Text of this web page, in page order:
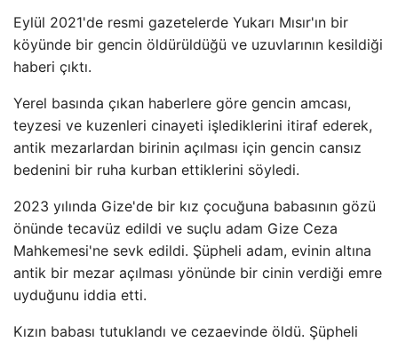
Eylül 2021'de resmi gazetelerde Yukarı Mısır'ın bir
köyünde bir gencin öldürüldüğü ve uzuvlarının kesildiği
haberi çıktı.
Yerel basında çıkan haberlere göre gencin amcası,
teyzesi ve kuzenleri cinayeti işlediklerini itiraf ederek,
antik mezarlardan birinin açılması için gencin cansız
bedenini bir ruha kurban ettiklerini söyledi.
2023 yılında Gize'de bir kız çocuğuna babasının gözü
önünde tecavüz edildi ve suçlu adam Gize Ceza
Mahkemesi'ne sevk edildi. Şüpheli adam, evinin altına
antik bir mezar açılması yönünde bir cinin verdiği emre
uyduğunu iddia etti.
Kızın babası tutuklandı ve cezaevinde öldü. Şüpheli